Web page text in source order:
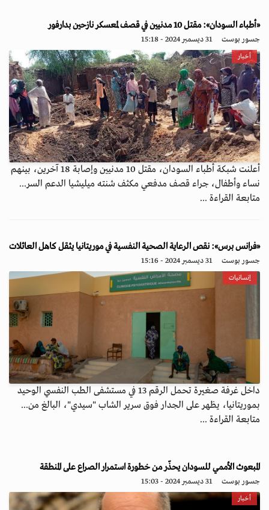
«أطباء السودان»: مقتل 10 مدنيين في قصف لمعسكر نازحين بدارفور
جسور بوست 31 ديسمبر 2024 - 15:18
أخبار
أعلنت شبكة أطباء السودان، مقتل 10 مدنيين وإصابة 18 آخرين، بينهم
نساء وأطفال، جراء قصف مدفعي مكثف شنته ميليشيا الدعم السر...
متابعة القراءة ...
«فرانس برس»: نقص الرعاية الصحية النفسية في موريتانيا يثقل كاهل العائلات
جسور بوست 31 ديسمبر 2024 - 15:16
إنسانيات
داخل غرفة صغيرة تحمل الرقم 13 في مستشفى الطب النفسي الوحيد
بموريتانيا، يظهر على الجدار فوق سرير الشاب "سيدي"، البالغ من...
متابعة القراءة ...
المبعوث الأممي للسودان يحذّر من خطورة استمرار الصراع على المنطقة
جسور بوست 31 ديسمبر 2024 - 15:03
أخبار